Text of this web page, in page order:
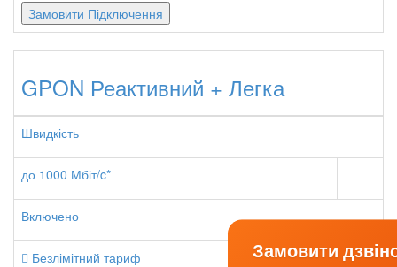
Замовити Підключення
GPON Реактивний + Легка
Швидкість
до 1000 Мбіт/c*
Включено
Безлімітний тариф Замовити